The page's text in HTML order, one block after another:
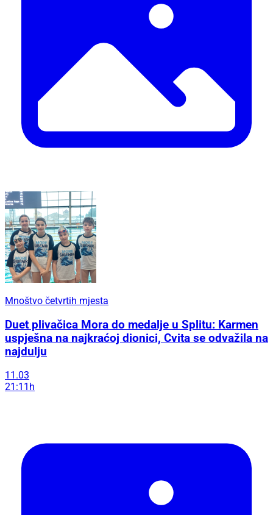
Mnoštvo četvrtih mjesta
Duet plivačica Mora do medalje u Splitu: Karmen
uspješna na najkraćoj dionici, Cvita se odvažila na
najdulju
11.03
21:11h